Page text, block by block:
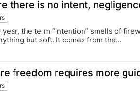
there is no intent,
the term “intention” smells of
but soft. It comes from the...
freedom requires more